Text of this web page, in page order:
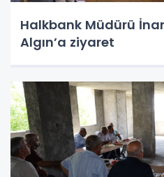
Halkbank Müdürü
Algın’a ziyaret